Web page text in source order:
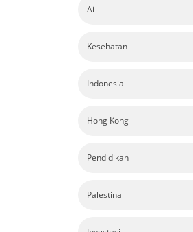
Ai
Kesehatan
Indonesia
Hong Kong
Pendidikan
Palestina